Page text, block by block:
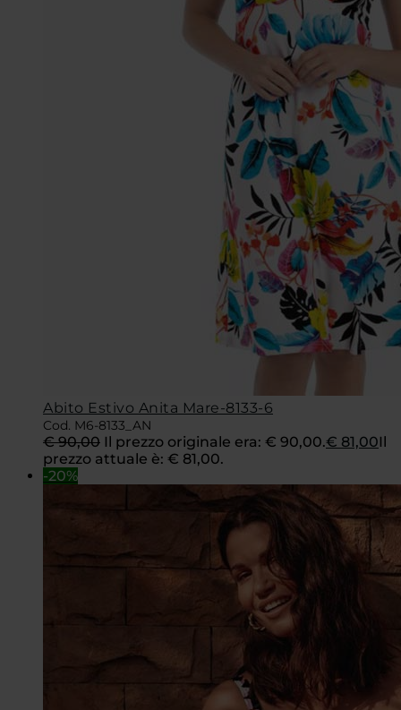
Abito Estivo Anita Mare-8133-6
Cod. M6-8133_AN
€90,00 Il prezzo originale era: € 90,00.€ 81,00Il
prezzo attuale è: € 81,00.
-20%